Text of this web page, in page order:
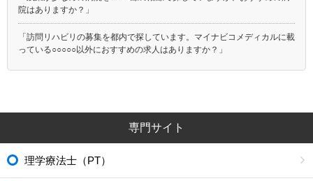
院はありますか？」
「訪問リハビリの募集を都内で探しています。マイナビコメディカルに載
っている○○○○○以外におすすめの求人はありますか？」
専門サイト
理学療法士（PT）